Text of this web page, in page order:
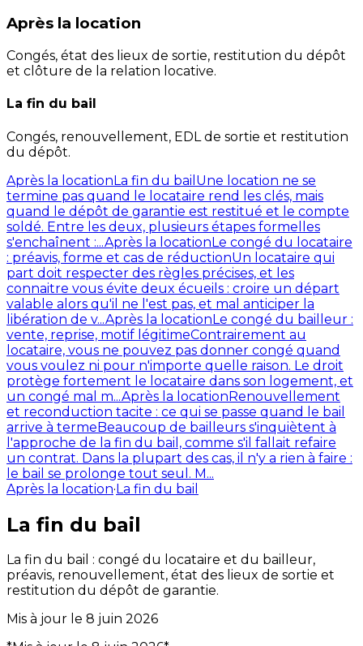
Après la location
Congés, état des lieux de sortie, restitution du dépôt
et clôture de la relation locative.
La fin du bail
Congés, renouvellement, EDL de sortie et restitution
du dépôt.
Après la locationLa fin du bail Une location ne se
termine pas quand le locataire rend les clés, mais
quand le dépôt de garantie est restitué et le compte
soldé. Entre les deux, plusieurs étapes formelles
s'enchaînent :...Après la locationLe congé du locataire
: préavis, forme et cas de réductionUn locataire qui
part doit respecter des règles précises, et les
connaitre vous évite deux écueils : croire un départ
valable alors qu'il ne l'est pas, et mal anticiper la
libération de v...Après la locationLe congé du bailleur :
vente, reprise, motif légitimeContrairement au
locataire, vous ne pouvez pas donner congé quand
vous voulez ni pour n'importe quelle raison. Le droit
protège fortement le locataire dans son logement, et
un congé mal m...Après la locationRenouvellement
et reconduction tacite : ce qui se passe quand le bail
arrive à termeBeaucoup de bailleurs s'inquiètent à
l'approche de la fin du bail, comme s'il fallait refaire
un contrat. Dans la plupart des cas, il n'y a rien à faire :
le bail se prolonge tout seul. M...
Après la location·La fin du bail
La fin du bail
La fin du bail : congé du locataire et du bailleur,
préavis, renouvellement, état des lieux de sortie et
restitution du dépôt de garantie.
Mis à jour le 8 juin 2026